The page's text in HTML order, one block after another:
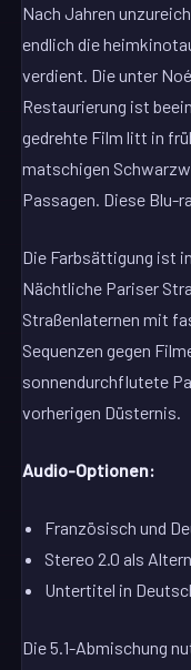
Nach Jahren
endlich die
verdient. Die unter
Restaurierung ist
gedrehte Film litt in
matschigen
Passagen. Diese Blu-
Die Farbsättigung ist
Nächtliche Pariser
Straßenlaternen mit
Sequenzen gegen
sonnendurchflutete
vorherigen Düsternis.
Audio-Optionen:
Französisch und
Stereo 2.0 als
Untertitel in
Die 5.1-Abmischung